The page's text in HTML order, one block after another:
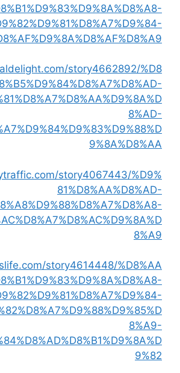
story4662892/%D8
8%AD-
9%8A%D8%AA
story4067443/%D9%
81%D8%AA%D8%AD-
8%A9
story4614448/%D8%AA
8%A9-
9%82